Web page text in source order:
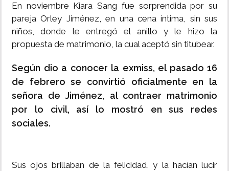
En noviembre Kiara Sang fue sorprendida por su
pareja Orley Jiménez, en una cena íntima, sin sus
niños, donde le entregó el anillo y le hizo la
propuesta de matrimonio, la cual aceptó sin titubear.
Según dio a conocer la exmiss, el pasado 16
de febrero se convirtió oficialmente en la
señora de Jiménez, al contraer matrimonio
por lo civil, así lo mostró en sus redes
sociales.
Sus ojos brillaban de la felicidad, y la hacían lucir